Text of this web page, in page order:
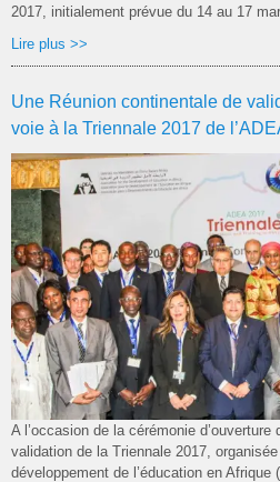
2017, initialement prévue du 14 au 17
Lire plus >>
Une Réunion continentale de
voie à la Triennale 2017 de
A l’occasion de la cérémonie
validation de la Triennale 2017,
développement de l’éducation en